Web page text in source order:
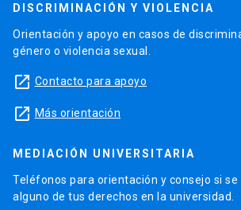
DISCRIMINACIÓN Y VIOLENCIA
Orientación y apoyo en casos de
género o violencia sexual.
launch Contacto para apoyo
launch Más orientación
MEDIACIÓN UNIVERSITARIA
Teléfonos para orientación y consejo si se
alguno de tus derechos en la universidad.